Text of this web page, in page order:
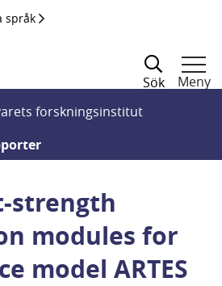
språk
Sök
Meny
forskningsinstitut
strength
modules for
model ARTES